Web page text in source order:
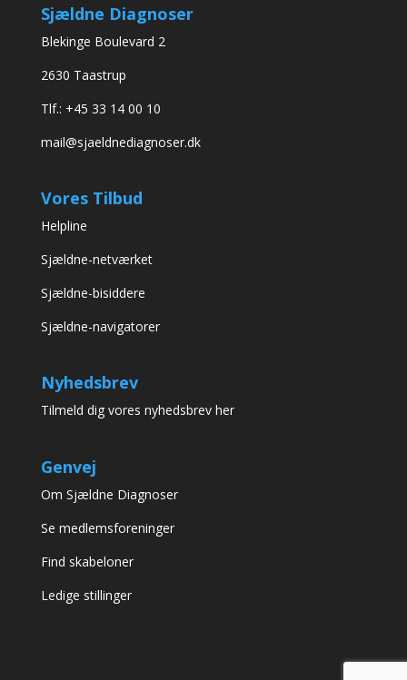
Sjældne Diagnoser
Blekinge Boulevard 2
2630 Taastrup
Tlf.: +45 33 14 00 10
mail@sjaeldnediagnoser.dk
Vores Tilbud
Helpline
Sjældne-netværket
Sjældne-bisiddere
Sjældne-navigatorer
Nyhedsbrev
Tilmeld dig vores nyhedsbrev her
Genvej
Om Sjældne Diagnoser
Se medlemsforeninger
Find skabeloner
Ledige stillinger